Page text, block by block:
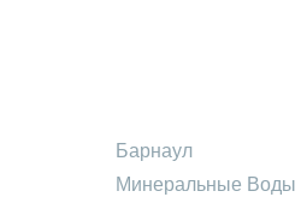
Барнаул
Минеральные Воды